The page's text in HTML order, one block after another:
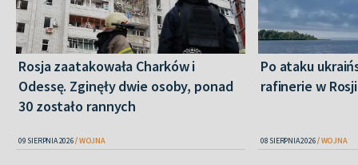
Rosja zaatakowała Charków i
Odessę. Zginęły dwie osoby, ponad
30 zostało rannych
09 SIERPNIA 2026 WOJNA
Po ataku
rafinerie w Rosji
08 SIERPNIA 2026 WOJNA